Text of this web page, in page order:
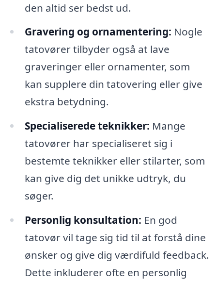
den altid ser bedst ud.
Gravering og ornamentering: Nogle
tatovører tilbyder også at lave
graveringer eller ornamenter, som
kan supplere din tatovering eller give
ekstra betydning.
Specialiserede teknikker: Mange
tatovører har specialiseret sig i
bestemte teknikker eller stilarter, som
kan give dig det unikke udtryk, du
søger.
Personlig konsultation: En god
tatovør vil tage sig tid til at forstå dine
ønsker og give dig værdifuld feedback.
Dette inkluderer ofte en personlig